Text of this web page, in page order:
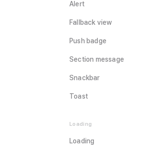
Alert
Fallback view
Push badge
Section message
Snackbar
Toast
Loading
Loading